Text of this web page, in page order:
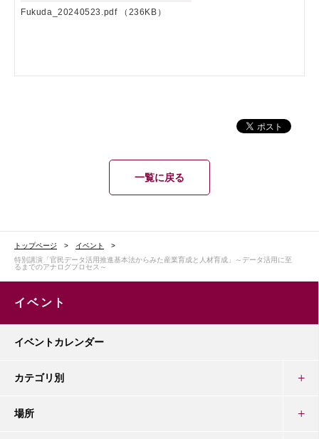
Fukuda_20240523.pdf （236KB）
一覧に戻る
トップページ
イベント
特別講演「官民データ活用推進基本法からみた産業育成と人材育成」～データ活用に至
るまでのアナログプロセス～
イベント
イベントカレンダー
カテゴリ別
場所